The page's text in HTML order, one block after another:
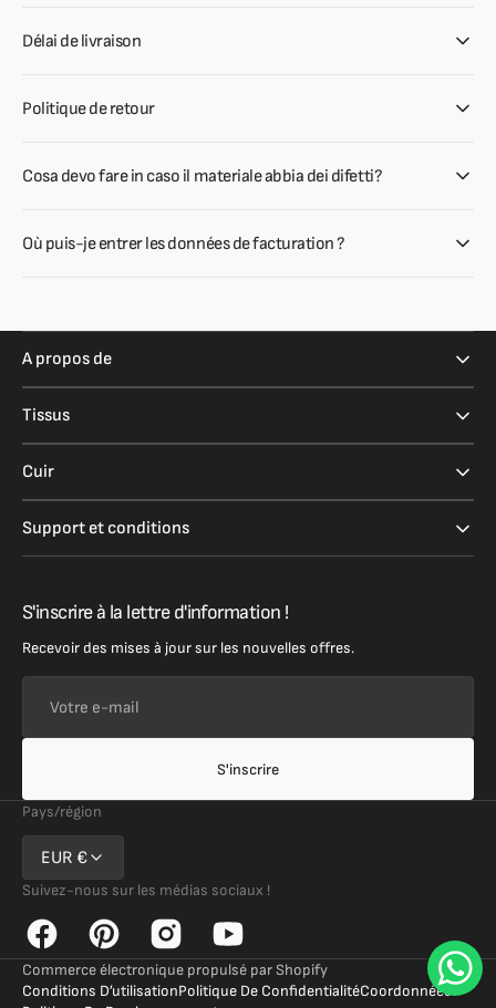
Délai de livraison
Politique de retour
Cosa devo fare in caso il materiale abbia dei difetti?
Où puis-je entrer les données de facturation ?
A propos de
Tissus
Cuir
Support et conditions
S'inscrire à la lettre d'information !
Recevoir des mises à jour sur les nouvelles offres.
mail
S'inscrire
Pays/région
EUR €
Suivez-nous sur les médias sociaux !
Facebook Pinterest InstagramYouTube
Commerce électronique propulsé par Shopify
Conditions D’utilisationPolitique De ConfidentialitéCoordonnées